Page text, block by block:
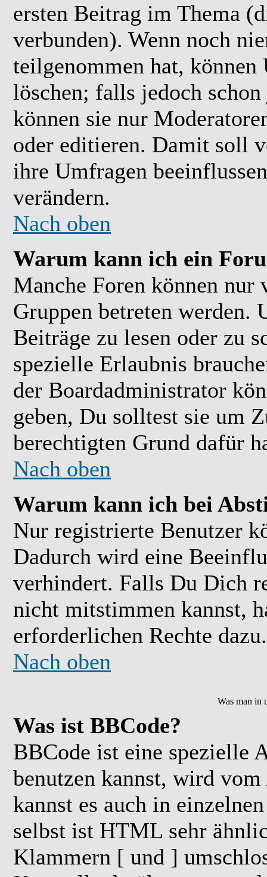
ersten Beitrag im Thema
verbunden). Wenn noch
teilgenommen hat,
löschen; falls jedoch
können sie nur
oder editieren. Damit soll
ihre Umfragen
verändern.
Nach oben
Warum kann ich ein
Manche Foren können nur
Gruppen betreten werden.
Beiträge zu lesen oder zu
spezielle Erlaubnis
der Boardadministrator
geben, Du solltest sie um
berechtigten Grund dafür
Nach oben
Warum kann ich bei
Nur registrierte Benutzer
Dadurch wird eine
verhindert. Falls Du Dich
nicht mitstimmen kannst,
erforderlichen Rechte dazu.
Nach oben
Was man in
Was ist BBCode?
BBCode ist eine spezielle
benutzen kannst, wird
kannst es auch in
selbst ist HTML sehr
Klammern [ und ]